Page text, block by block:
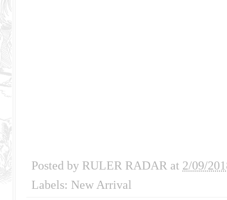
Posted by RULER RADAR at 2/09/
Labels: New Arrival